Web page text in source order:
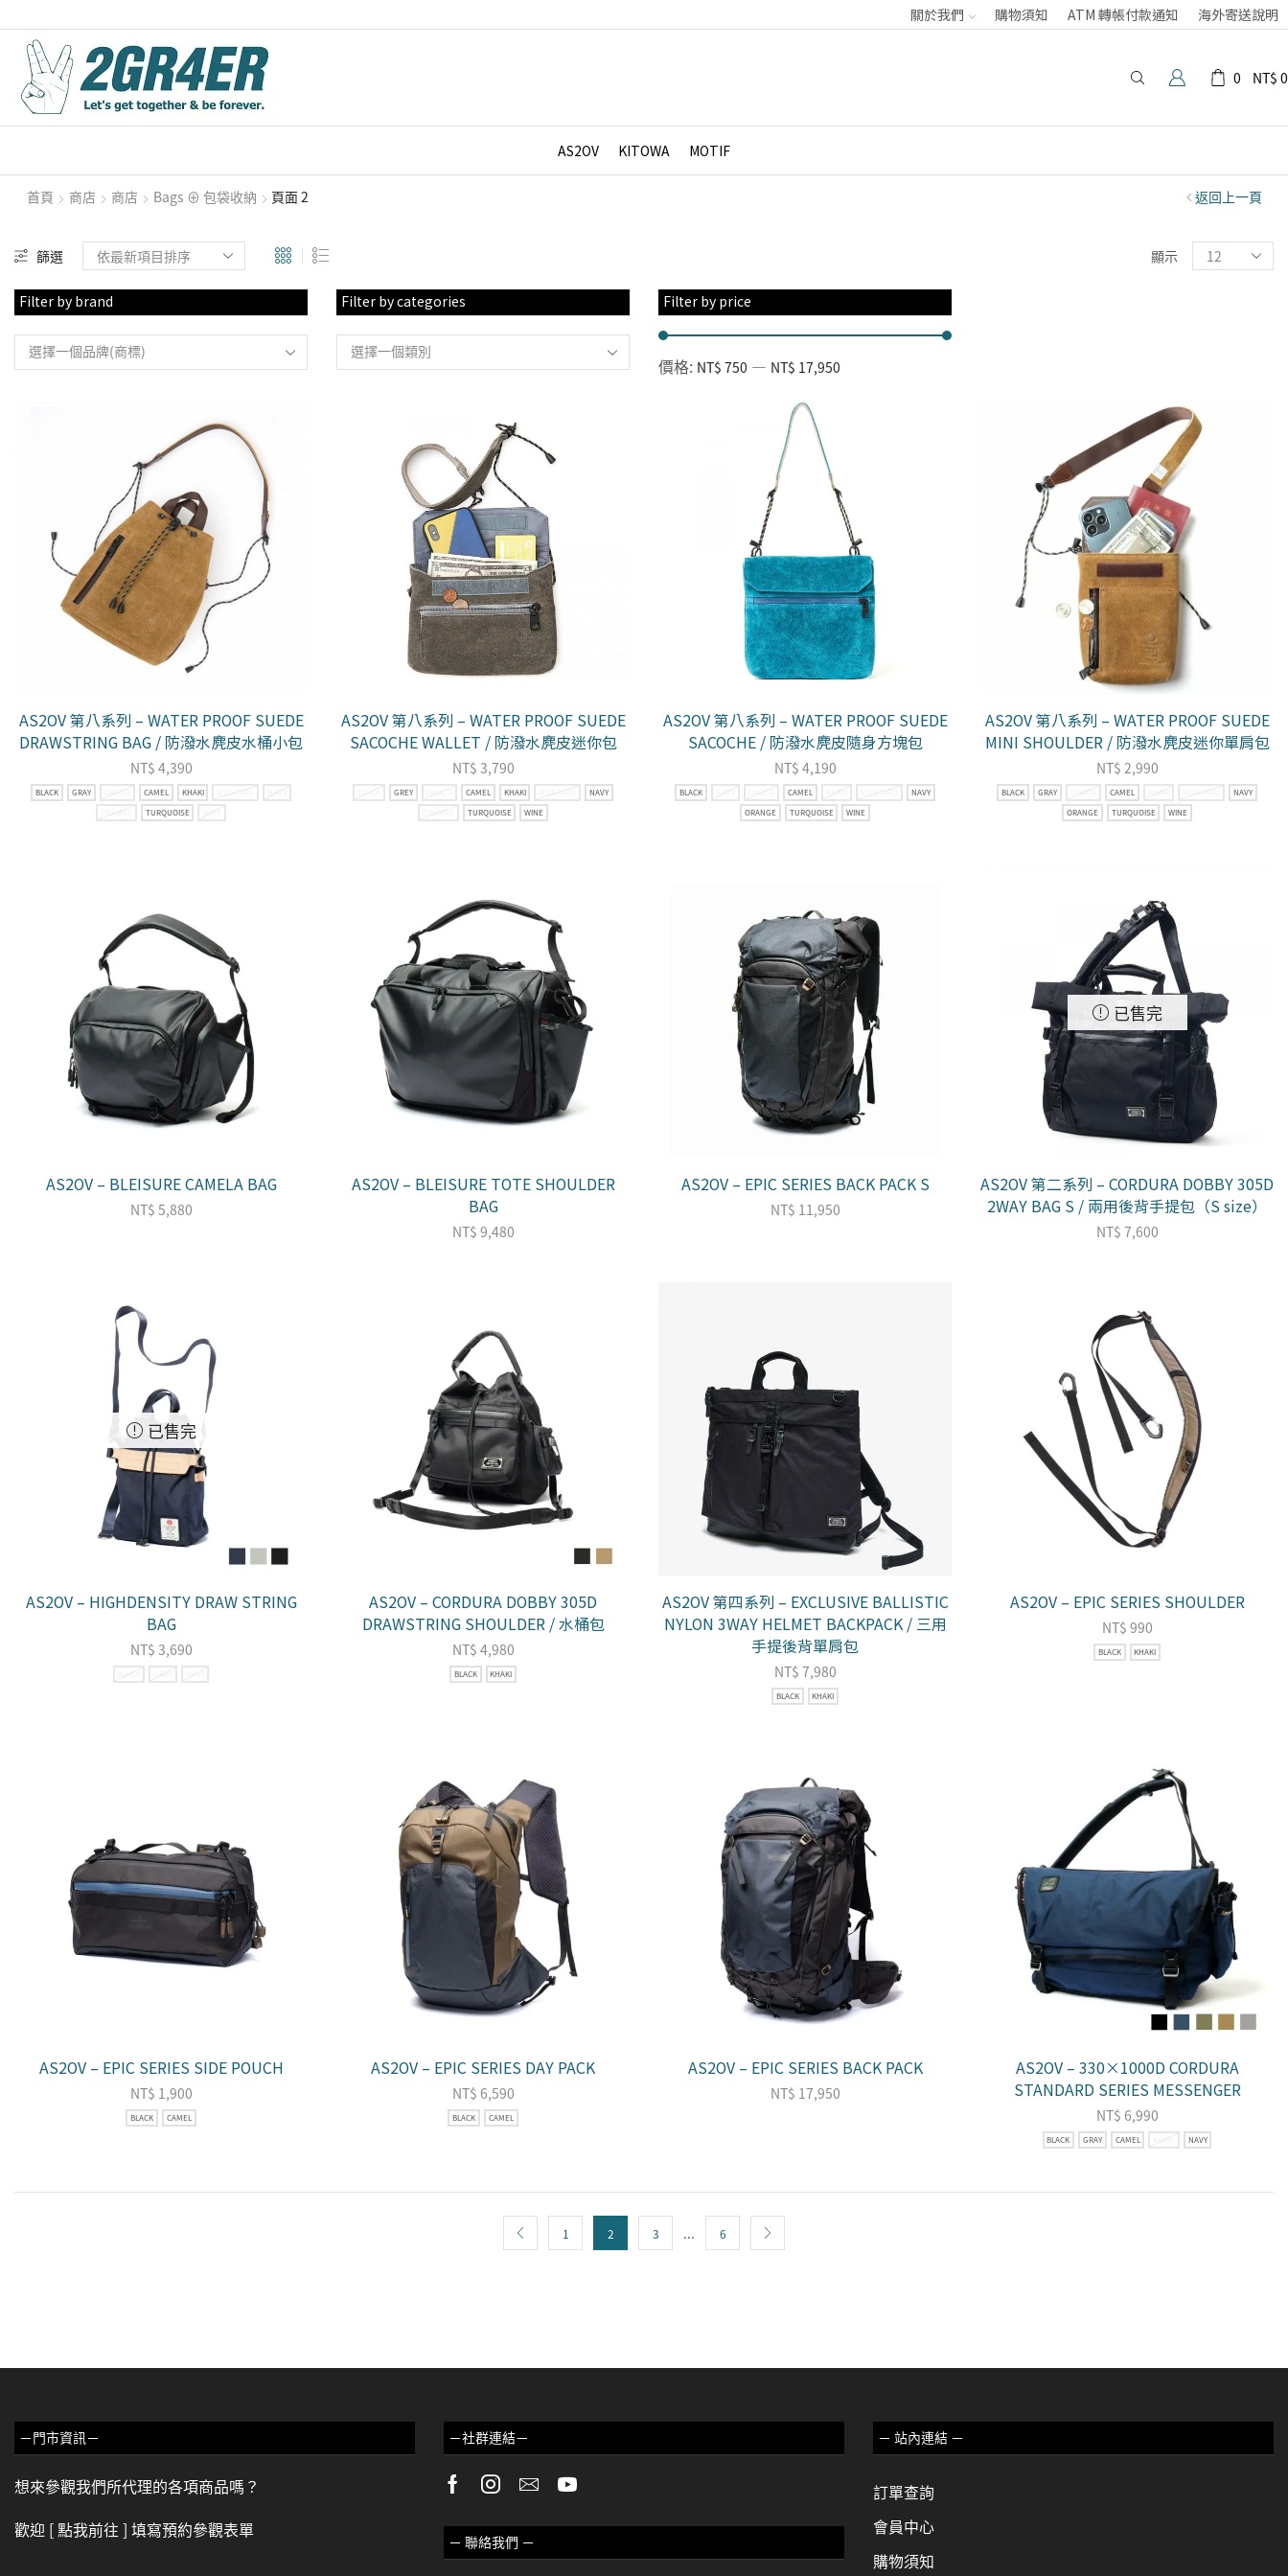
關於我們 購物須知 ATM 轉帳付款通知 海外寄送說明
0 NT$ 0
AS2OV KITOWA MOTIF
首頁 商店 商店 Bags ⊕ 包袋收納 頁面 2 返回上一頁
篩選 顯示
Filter by brand
選擇一個品牌(商標)
Filter by categories
選擇一個類別
Filter by price
價格: NT$ 750 — NT$ 17,950
AS2OV 第八系列 – WATER PROOF SUEDE
DRAWSTRING BAG / 防潑水麂皮水桶小包
NT$ 4,390
BLACK GRAY CHOCO CAMEL KHAKI MUSTARD
NAVY
ORANGE
TURQUOISE WINE
AS2OV 第八系列 – WATER PROOF SUEDE
SACOCHE WALLET / 防潑水麂皮迷你包
NT$ 3,790
BLACK GREY CHOCO CAMEL KHAKI MUSTARD
NAVY
ORANGE
TURQUOISE WINE
AS2OV 第八系列 – WATER PROOF SUEDE
SACOCHE / 防潑水麂皮隨身方塊包
NT$ 4,190
BLACK GREY CHOCO CAMEL KHAKI MUSTARD
NAVY
ORANGE
TURQUOISE WINE
AS2OV 第八系列 – WATER PROOF SUEDE
MINI SHOULDER / 防潑水麂皮迷你單肩包
NT$ 2,990
BLACK GRAY CHOCO CAMEL KHAKI MUSTARD
NAVY
ORANGE
TURQUOISE WINE
AS2OV – BLEISURE CAMELA BAG
NT$ 5,880
AS2OV – BLEISURE TOTE SHOULDER
BAG
NT$ 9,480
AS2OV – EPIC SERIES BACK PACK S
NT$ 11,950
已售完
AS2OV 第二系列 – CORDURA DOBBY 305D
2WAY BAG S / 兩用後背手提包（S size）
NT$ 7,600
已售完
AS2OV – HIGHDENSITY DRAW STRING
BAG
NT$ 3,690
BLACK GRAY NAVY
AS2OV – CORDURA DOBBY 305D
DRAWSTRING SHOULDER / 水桶包
NT$ 4,980
BLACK KHAKI
AS2OV 第四系列 – EXCLUSIVE BALLISTIC
NYLON 3WAY HELMET BACKPACK / 三用
手提後背單肩包
NT$ 7,980
BLACK KHAKI
AS2OV – EPIC SERIES SHOULDER
NT$ 990
BLACK KHAKI
AS2OV – EPIC SERIES SIDE POUCH
NT$ 1,900
BLACK CAMEL
AS2OV – EPIC SERIES DAY PACK
NT$ 6,590
BLACK CAMEL
AS2OV – EPIC SERIES BACK PACK
NT$ 17,950
AS2OV – 330×1000D CORDURA
STANDARD SERIES MESSENGER
NT$ 6,990
BLACK GRAY CAMEL KHAKI NAVY
1 2 3 ... 6
－門市資訊－
想來參觀我們所代理的各項商品嗎？
歡迎 [ 點我前往 ] 填寫預約參觀表單
－社群連結－
－ 聯絡我們 －
－ 站內連結 －
訂單查詢
會員中心
購物須知